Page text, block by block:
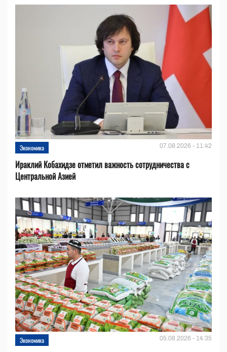
Экономика 07.08.2026 - 11:42
Ираклий Кобахидзе отметил важность сотрудничества с
Центральной Азией
Экономика 05.08.2026 - 14:35